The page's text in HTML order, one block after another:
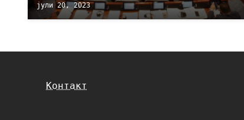
јули 20, 2023
Контакт